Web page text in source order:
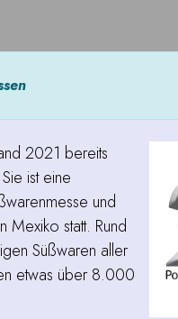
2021 bereits
ist eine
und
Mexiko statt. Rund
Süßwaren aller
etwas über 8.000